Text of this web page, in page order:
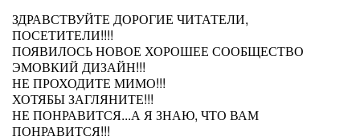
ЗДРАВСТВУЙТЕ ДОРОГИЕ ЧИТАТЕЛИ,
ПОСЕТИТЕЛИ!!!!
ПОЯВИЛОСЬ НОВОЕ ХОРОШЕЕ СООБЩЕСТВО
ЭМОВКИЙ ДИЗАЙН!!!
НЕ ПРОХОДИТЕ МИМО!!!
ХОТЯБЫ ЗАГЛЯНИТЕ!!!
НЕ ПОНРАВИТСЯ...А Я ЗНАЮ, ЧТО ВАМ
ПОНРАВИТСЯ!!!